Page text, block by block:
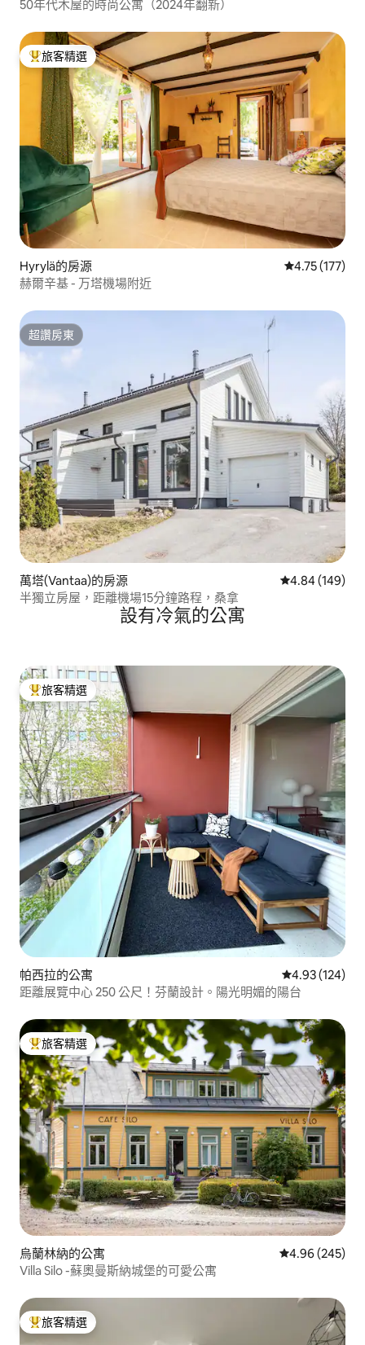
50年代木屋的時尚公寓（2024年翻新）
旅客精選榜首
旅客精選
Hyrylä的房源 從 177 則評價
4.75 (177)
赫爾辛基 - 万塔機場附近
超讚房東
超讚房東
萬塔(Vantaa)的房源 從 149 則評價
4.84 (149)
半獨立房屋，距離機場15分鐘路程，桑拿
設有冷氣的公寓
旅客精選榜首
旅客精選
帕西拉的公寓 從 124 則評價
4.93 (124)
距離展覽中心 250 公尺！芬蘭設計。陽光明媚的陽台
旅客精選榜首
旅客精選
烏蘭林納的公寓 從 245 則評價
4.96 (245)
Villa Silo -蘇奧曼斯納城堡的可愛公寓
旅客精選榜首
旅客精選